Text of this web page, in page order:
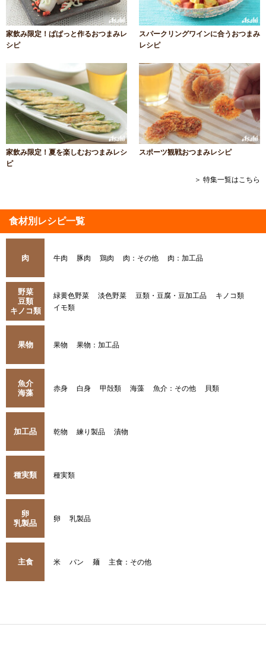
家飲み限定！ぱぱっと作るおつまみレ
シピ
スパークリングワインに合うおつまみ
レシピ
家飲み限定！夏を楽しむおつまみレシ
ピ
スポーツ観戦おつまみレシピ
＞ 特集一覧はこちら
食材別レシピ一覧
肉 牛肉 豚肉 鶏肉 肉：その他 肉：加工品
野菜
豆類
キノコ類
緑黄色野菜 淡色野菜 豆類・豆腐・豆加工品
キノコ類
イモ類
果物 果物 果物：加工品
魚介
海藻
赤身 白身 甲殻類 海藻 魚介：その他 貝類
加工品 乾物 練り製品 漬物
種実類 種実類
卵
乳製品
卵 乳製品
主食 米 パン 麺 主食：その他